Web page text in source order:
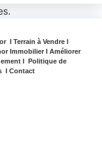
I Terrain à VendreI
ImmobilierI Améliorer
I Politique de
I Contact